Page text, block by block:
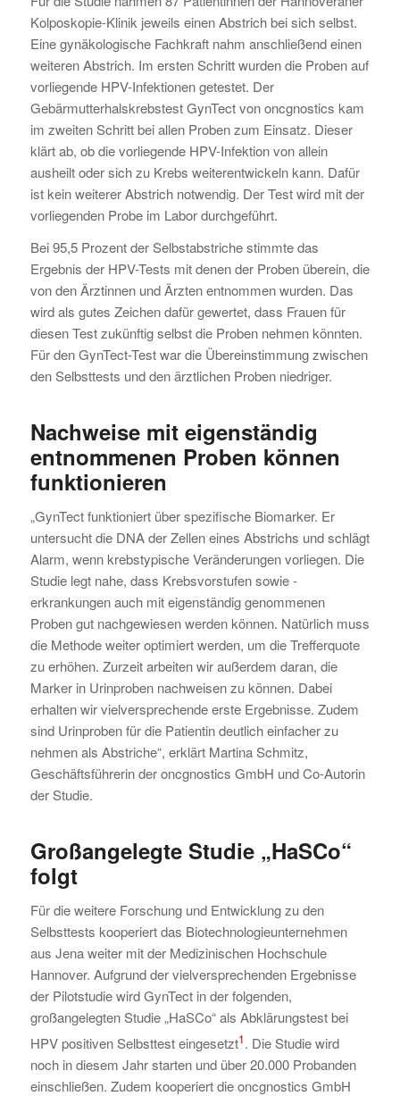
Kolposkopie-Klinik jeweils einen Abstrich bei sich selbst.
Eine gynäkologische Fachkraft nahm anschließend einen
weiteren Abstrich. Im ersten Schritt wurden die Proben auf
vorliegende HPV-Infektionen getestet. Der
Gebärmutterhalskrebstest GynTect von oncgnostics kam
im zweiten Schritt bei allen Proben zum Einsatz. Dieser
klärt ab, ob die vorliegende HPV-Infektion von allein
ausheilt oder sich zu Krebs weiterentwickeln kann. Dafür
ist kein weiterer Abstrich notwendig. Der Test wird mit der
vorliegenden Probe im Labor durchgeführt.
Bei 95,5 Prozent der Selbstabstriche stimmte das
Ergebnis der HPV-Tests mit denen der Proben überein, die
von den Ärztinnen und Ärzten entnommen wurden. Das
wird als gutes Zeichen dafür gewertet, dass Frauen für
diesen Test zukünftig selbst die Proben nehmen könnten.
Für den GynTect-Test war die Übereinstimmung zwischen
den Selbsttests und den ärztlichen Proben niedriger.
Nachweise mit eigenständig
entnommenen Proben können
funktionieren
„GynTect funktioniert über spezifische Biomarker. Er
untersucht die DNA der Zellen eines Abstrichs und schlägt
Alarm, wenn krebstypische Veränderungen vorliegen. Die
Studie legt nahe, dass Krebsvorstufen sowie -
erkrankungen auch mit eigenständig genommenen
Proben gut nachgewiesen werden können. Natürlich muss
die Methode weiter optimiert werden, um die Trefferquote
zu erhöhen. Zurzeit arbeiten wir außerdem daran, die
Marker in Urinproben nachweisen zu können. Dabei
erhalten wir vielversprechende erste Ergebnisse. Zudem
sind Urinproben für die Patientin deutlich einfacher zu
nehmen als Abstriche“, erklärt Martina Schmitz,
Geschäftsführerin der oncgnostics GmbH und Co-Autorin
der Studie.
Großangelegte Studie „HaSCo“
folgt
Für die weitere Forschung und Entwicklung zu den
Selbsttests kooperiert das Biotechnologieunternehmen
aus Jena weiter mit der Medizinischen Hochschule
Hannover. Aufgrund der vielversprechenden Ergebnisse
der Pilotstudie wird GynTect in der folgenden,
großangelegten Studie „HaSCo“ als Abklärungstest bei
HPV positiven Selbsttest eingesetzt1. Die Studie wird
noch in diesem Jahr starten und über 20.000 Probanden
einschließen. Zudem kooperiert die oncgnostics GmbH